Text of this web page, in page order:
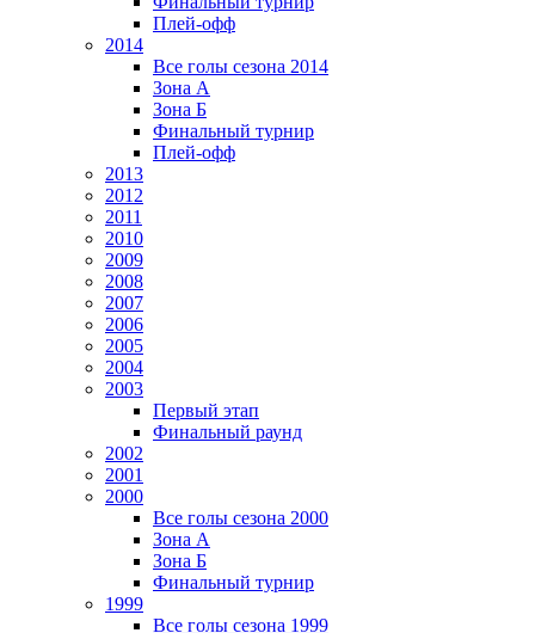
Плей-офф
2014
Все голы сезона 2014
Зона А
Зона Б
Финальный турнир
Плей-офф
2013
2012
2011
2010
2009
2008
2007
2006
2005
2004
2003
Первый этап
Финальный раунд
2002
2001
2000
Все голы сезона 2000
Зона А
Зона Б
Финальный турнир
1999
Все голы сезона 1999